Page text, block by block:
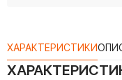
ХАРАКТЕРИСТИКИ